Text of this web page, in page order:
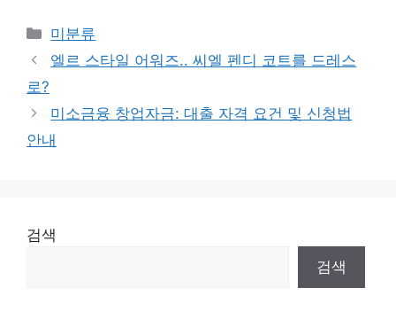
Categories
미분류
엘르 스타일 어워즈.. 씨엘 펜디 코트를 드레스
로?
미소금융 창업자금: 대출 자격 요건 및 신청법
안내
검색
검색